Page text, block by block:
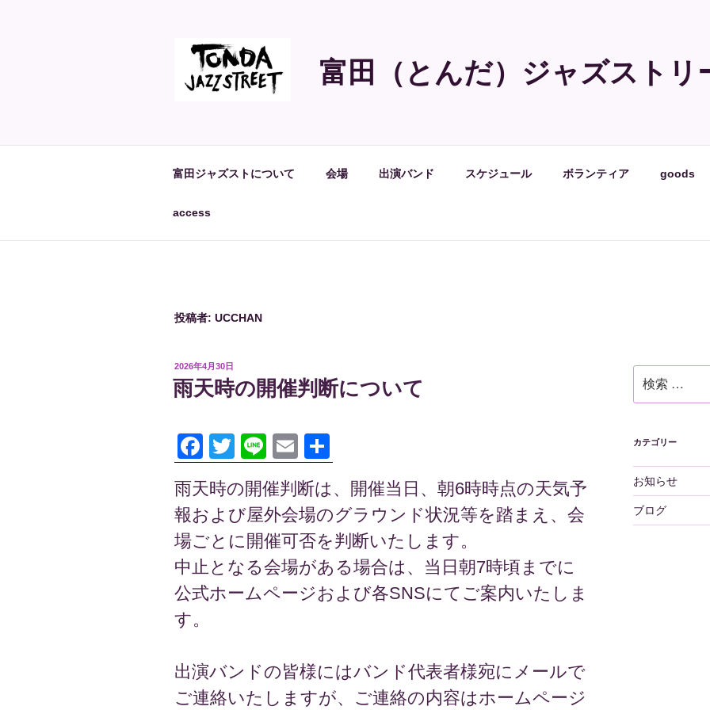
富田（とんだ）ジャズストリ
富田ジャズストについて 会場 出演バンド スケジュール ボランティア goods
access
投稿者: UCCHAN
投
稿
日:
2026年4月30日
雨天時の開催判断について
F
a
c
e
b
o
o
T
wi
tt
er
Li
n
e
E
m
ail
有
雨天時の開催判断は、開催当日、朝6時時点の天気予
報および屋外会場のグラウンド状況等を踏まえ、会
場ごとに開催可否を判断いたします。
中止となる会場がある場合は、当日朝7時頃までに
公式ホームページおよび各SNSにてご案内いたしま
す。
出演バンドの皆様にはバンド代表者様宛にメールで
ご連絡いたしますが、ご連絡の内容はホームページ
索:
カテゴリー
お知らせ
ブログ